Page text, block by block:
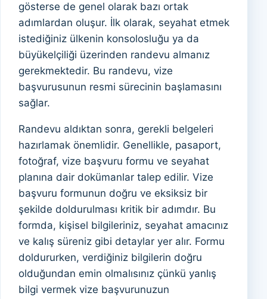
gösterse de genel olarak bazı ortak
adımlardan oluşur. İlk olarak, seyahat etmek
istediğiniz ülkenin konsolosluğu ya da
büyükelçiliği üzerinden randevu almanız
gerekmektedir. Bu randevu, vize
başvurusunun resmi sürecinin başlamasını
sağlar.
Randevu aldıktan sonra, gerekli belgeleri
hazırlamak önemlidir. Genellikle, pasaport,
fotoğraf, vize başvuru formu ve seyahat
planına dair dokümanlar talep edilir. Vize
başvuru formunun doğru ve eksiksiz bir
şekilde doldurulması kritik bir adımdır. Bu
formda, kişisel bilgileriniz, seyahat amacınız
ve kalış süreniz gibi detaylar yer alır. Formu
doldururken, verdiğiniz bilgilerin doğru
olduğundan emin olmalısınız çünkü yanlış
bilgi vermek vize başvurunuzun